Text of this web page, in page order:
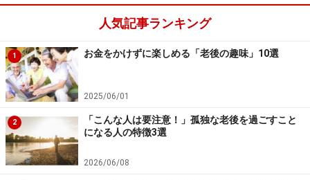
人気記事ランキング
1 お金をかけずに楽しめる「老後の趣味」10選
2025/06/01
2
「こんな人は要注意！」孤独な老後を過ごすこと
になる人の特徴3選
2026/06/08